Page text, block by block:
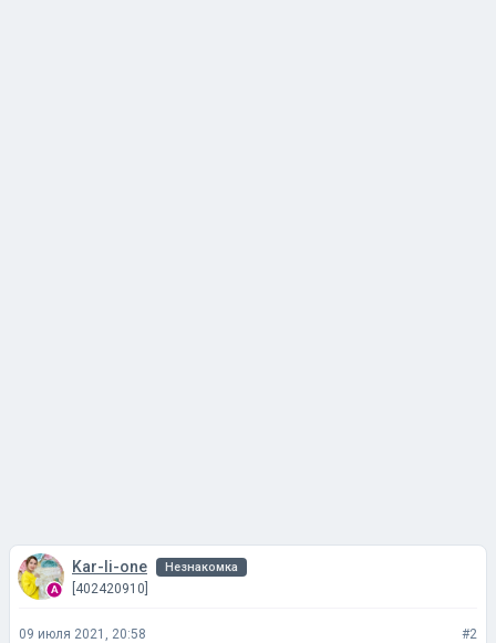
Kar-li-one Незнакомка
[402420910]
09 июля 2021, 20:58 #2